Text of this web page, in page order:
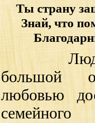
Ты страну
Знай, что
большой
любовью
семейного